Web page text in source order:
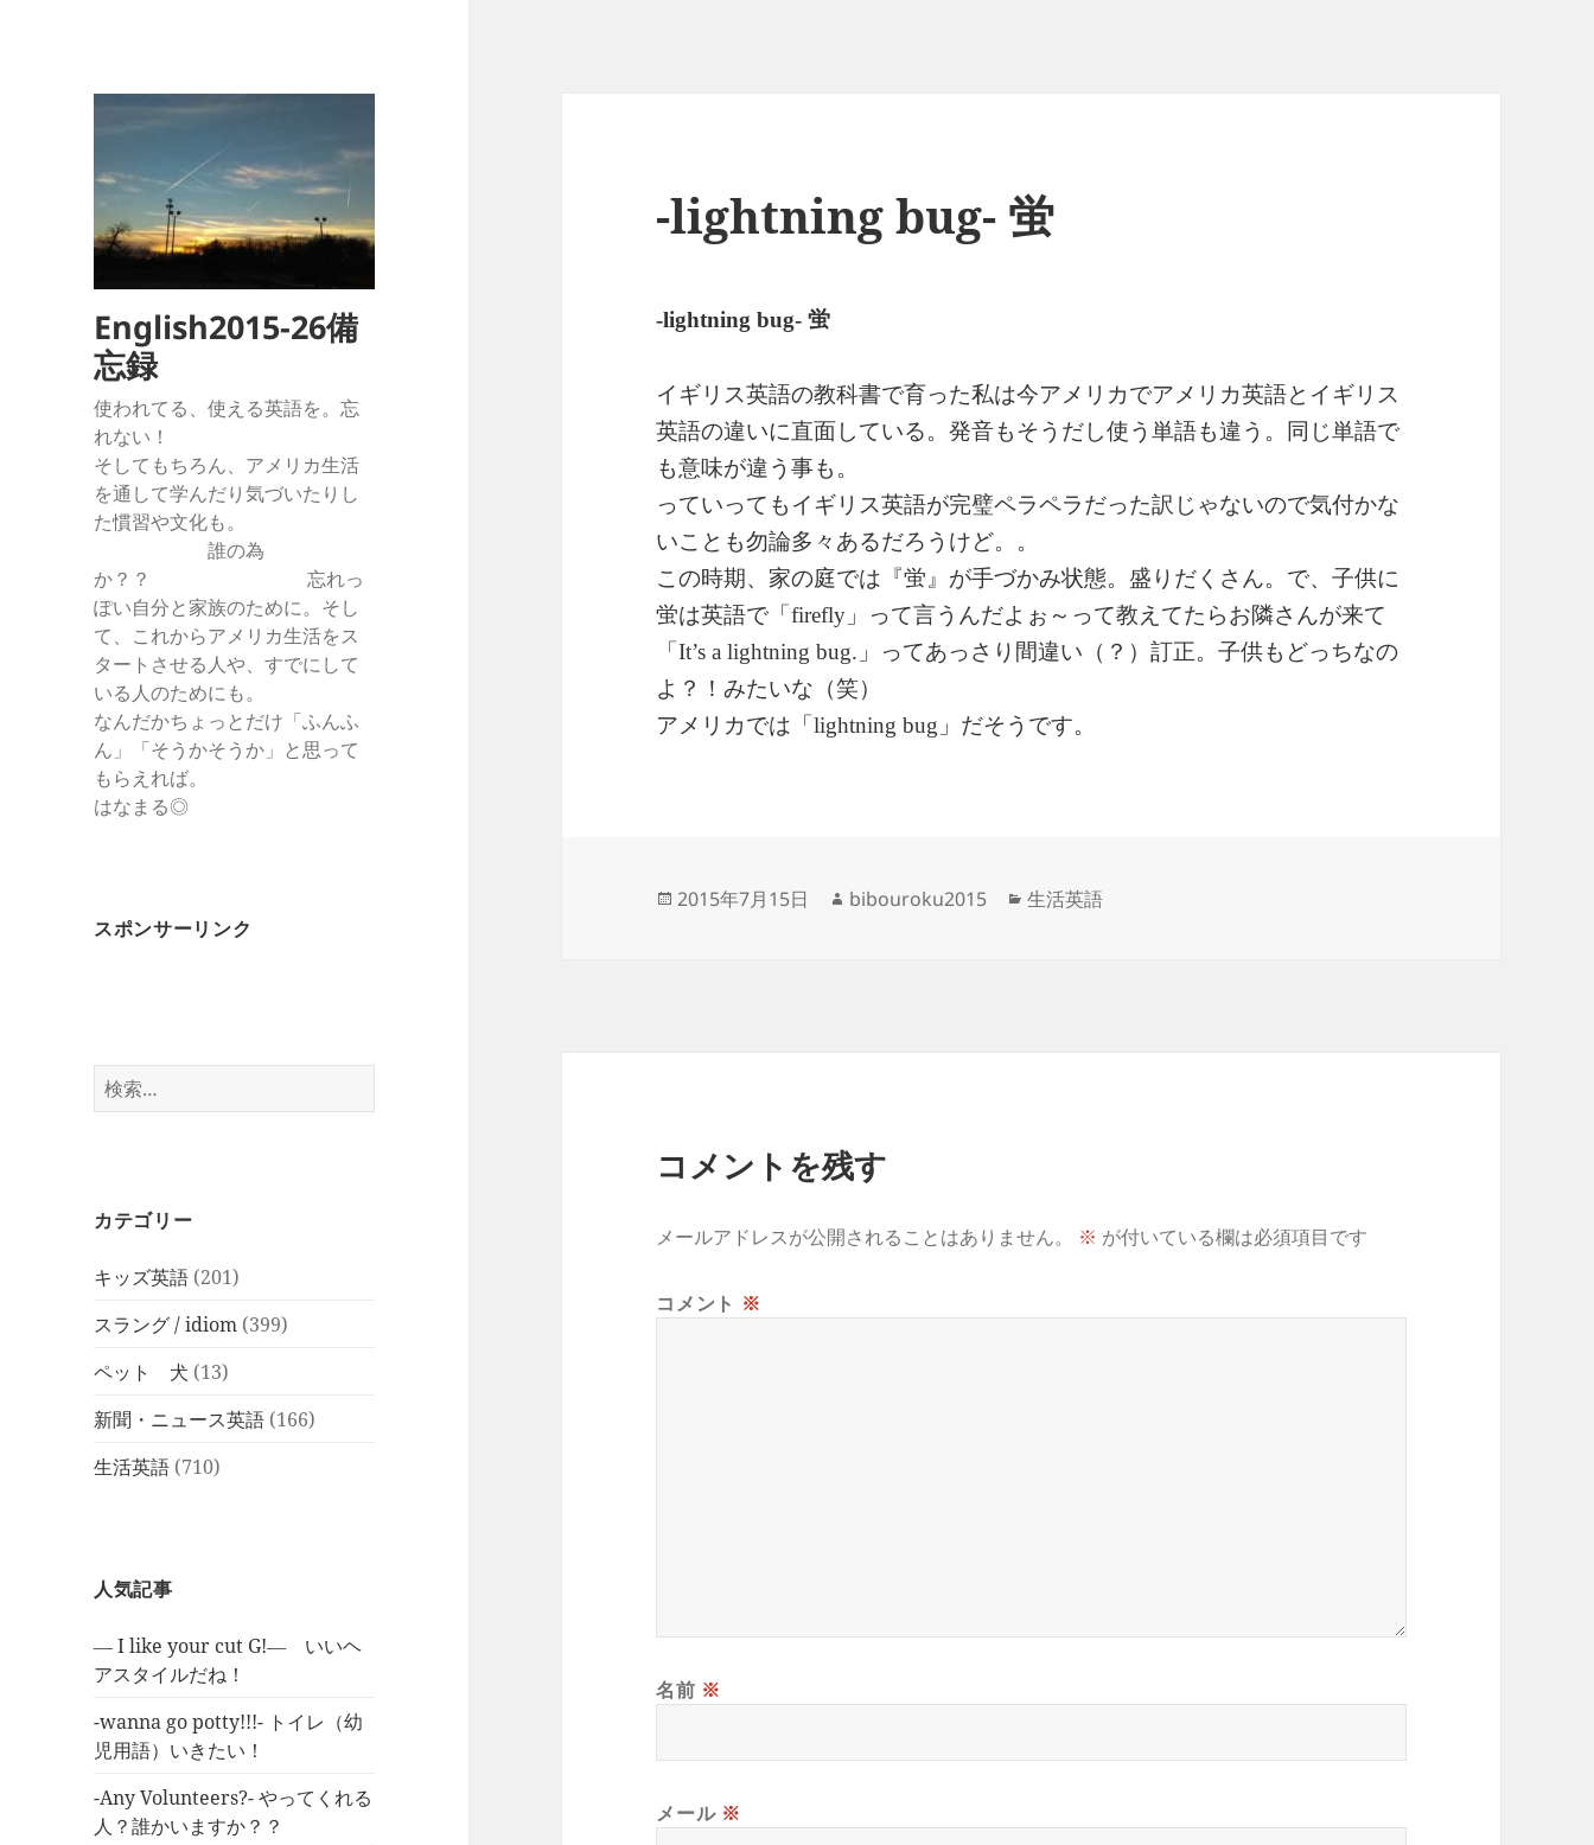
English2015-26備
忘録
使われてる、使える英語を。忘
れない！
そしてもちろん、アメリカ生活
を通して学んだり気づいたりし
た慣習や文化も。
誰の為
か？？ 忘れっ
ぽい自分と家族のために。そし
て、これからアメリカ生活をス
タートさせる人や、すでにして
いる人のためにも。
なんだかちょっとだけ「ふんふ
ん」「そうかそうか」と思って
もらえれば。
はなまる◎
スポンサーリンク
検
索:
カテゴリー
キッズ英語 (201)
スラング / idiom (399)
ペット 犬 (13)
新聞・ニュース英語 (166)
生活英語 (710)
人気記事
― I like your cut G!― いいヘ
アスタイルだね！
-wanna go potty!!!- トイレ（幼
児用語）いきたい！
-Any Volunteers?- やってくれる
人？誰かいますか？？
-lightning bug- 蛍
-lightning bug-蛍
イギリス英語の教科書で育った私は今アメリカでアメリカ英語とイギリス
英語の違いに直面している。発音もそうだし使う単語も違う。同じ単語で
も意味が違う事も。
っていってもイギリス英語が完璧ペラペラだった訳じゃないので気付かな
いことも勿論多々あるだろうけど。。
この時期、家の庭では『蛍』が手づかみ状態。盛りだくさん。で、子供に
蛍は英語で「firefly 」って言うんだよぉ～って教えてたらお隣さんが来て
「It’s a lightning bug. 」ってあっさり間違い（？）訂正。子供もどっちなの
よ？！みたいな（笑）
アメリカでは「lightning bug 」だそうです。
投
2015年7月15日
作
bibouroku2015
カ
生活英語
コメントを残す
メールアドレスが公開されることはありません。 ※ が付いている欄は必須項目です
コメント ※
名前 ※
メール ※